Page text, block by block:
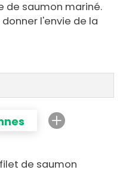
de saumon mariné.
l'envie de la
de saumon